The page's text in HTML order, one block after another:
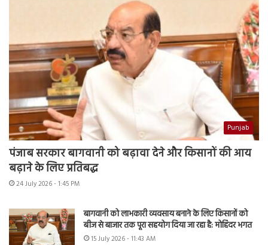
Punjab
पंजाब सरकार बागवानी को बढ़ावा देने और किसानों की आय
बढ़ाने के लिए प्रतिबद्ध
24 July 2026 - 1:45 PM
बागवानी को लाभकारी व्यवसाय बनाने के लिए किसानों को
बीज से बाजार तक पूरा सहयोग दिया जा रहा है: मोहिंदर भगत
15 July 2026 - 11:43 AM